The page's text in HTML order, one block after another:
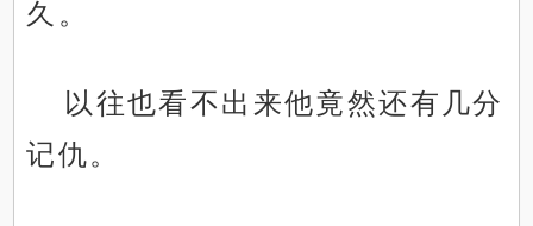
久。
以往也看不出来他竟然还有几分
记仇。